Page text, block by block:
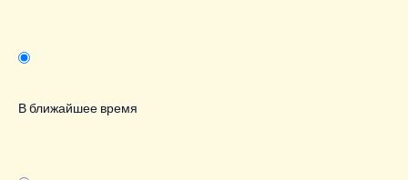
В ближайшее время